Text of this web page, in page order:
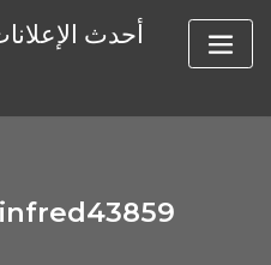
أحدث